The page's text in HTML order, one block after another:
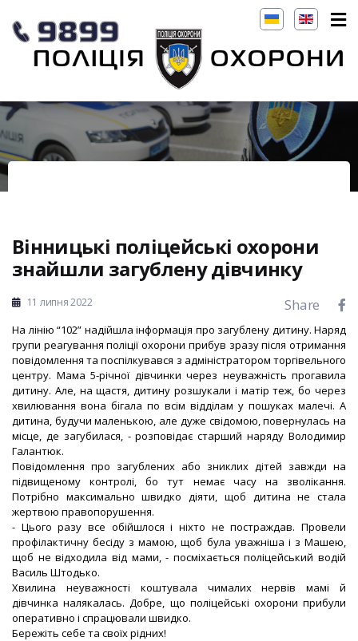
Вінницькі поліцейські охорони
знайшли загублену дівчинку
11 липня 2022 Share
На лінію “102” надійшла інформація про загублену дитину. Наряд
групи реагування поліції охорони прибув зразу після отримання
повідомлення та поспілкувався з адміністратором торгівельного
центру. Мама 5-річної дівчинки через неуважність прогавила
дитину. Але, на щастя, дитину розшукали і матір теж, бо через
хвилювання вона бігала по всім відділам у пошуках малечі. А
дитина, будучи маленькою, але дуже свідомою, повернулась на
місце, де загубилася, - розповідає старший наряду Володимир
Галантюк.
Повідомлення про загублених або зниклих дітей завжди на
підвищеному контролі, бо тут немає часу на зволікання.
Потрібно максимально швидко діяти, щоб дитина не стала
жертвою правопорушення.
- Цього разу все обійшлося і ніхто не постраждав. Провели
профілактичну бесіду з мамою, щоб була уважніша і з Машею,
щоб не відходила від мами, - посміхається поліцейський водій
Василь Штодько.
Хвилина неуважності коштувала чималих нервів мамі й
дівчинка налякалась. Добре, що поліцейські охорони прибули
оперативно і спрацювали швидко.
Бережіть себе та своїх рідних!